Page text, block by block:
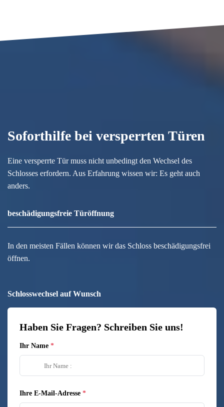
Soforthilfe bei versperrten Türen
Eine versperrte Tür muss nicht unbedingt den Wechsel des
Schlosses erfordern. Aus Erfahrung wissen wir: Es geht auch
anders.
beschädigungsfreie Türöffnung
In den meisten Fällen können wir das Schloss beschädigungsfrei
öffnen.
Schlosswechsel auf Wunsch
Haben Sie Fragen? Schreiben Sie uns!
Ihr Name
Ihre E-Mail-Adresse